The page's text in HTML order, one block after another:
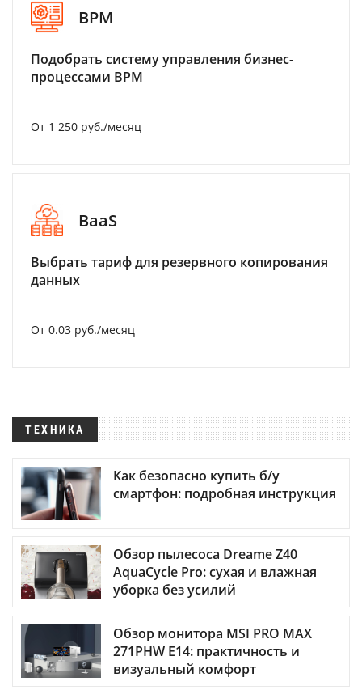
BPM
Подобрать систему управления бизнес-
процессами BPM
От 1 250 руб./месяц
BaaS
Выбрать тариф для резервного копирования
данных
От 0.03 руб./месяц
ТЕХНИКА
Как безопасно купить б/у
смартфон: подробная инструкция
Обзор пылесоса Dreame Z40
AquaCycle Pro: сухая и влажная
уборка без усилий
Обзор монитора MSI PRO MAX
271PHW E14: практичность и
визуальный комфорт